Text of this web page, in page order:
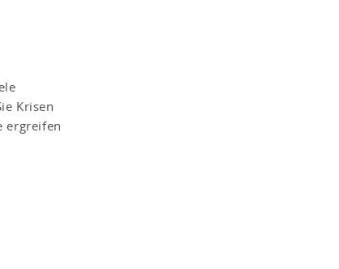
Krisen
ergreifen